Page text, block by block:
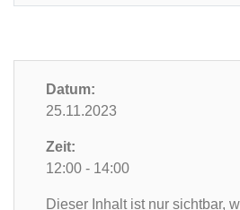
Datum:
25.11.2023
Zeit:
12:00 - 14:00
Dieser Inhalt ist nur sichtbar,